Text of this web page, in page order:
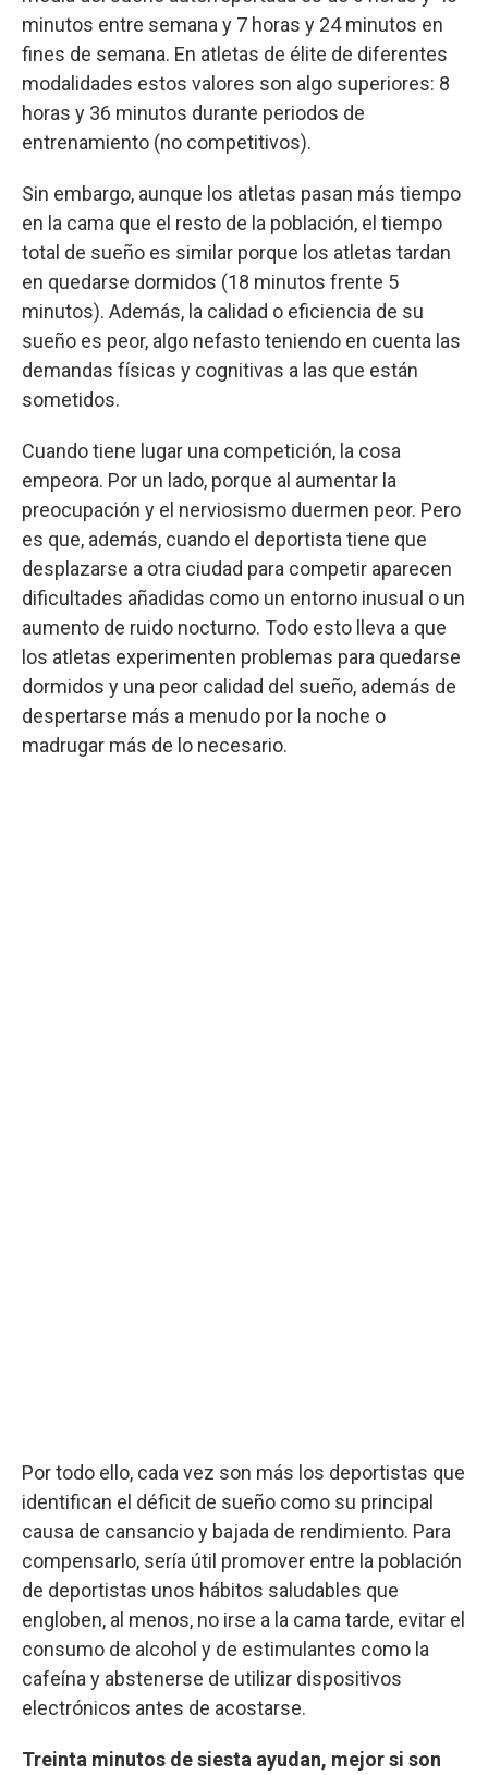
minutos entre semana y 7 horas y 24 minutos en
fines de semana. En atletas de élite de diferentes
modalidades estos valores son algo superiores: 8
horas y 36 minutos durante periodos de
entrenamiento (no competitivos).
Sin embargo, aunque los atletas pasan más tiempo
en la cama que el resto de la población, el tiempo
total de sueño es similar porque los atletas tardan
en quedarse dormidos (18 minutos frente 5
minutos). Además, la calidad o eficiencia de su
sueño es peor, algo nefasto teniendo en cuenta las
demandas físicas y cognitivas a las que están
sometidos.
Cuando tiene lugar una competición, la cosa
empeora. Por un lado, porque al aumentar la
preocupación y el nerviosismo duermen peor. Pero
es que, además, cuando el deportista tiene que
desplazarse a otra ciudad para competir aparecen
dificultades añadidas como un entorno inusual o un
aumento de ruido nocturno. Todo esto lleva a que
los atletas experimenten problemas para quedarse
dormidos y una peor calidad del sueño, además de
despertarse más a menudo por la noche o
madrugar más de lo necesario.
Por todo ello, cada vez son más los deportistas que
identifican el déficit de sueño como su principal
causa de cansancio y bajada de rendimiento. Para
compensarlo, sería útil promover entre la población
de deportistas unos hábitos saludables que
engloben, al menos, no irse a la cama tarde, evitar el
consumo de alcohol y de estimulantes como la
cafeína y abstenerse de utilizar dispositivos
electrónicos antes de acostarse.
Treinta minutos de siesta ayudan, mejor si son